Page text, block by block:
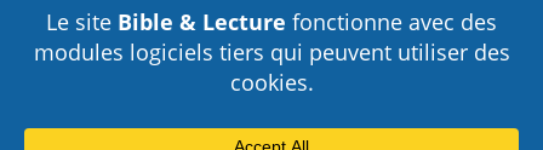
2004
2003(1)
2002(1)
1998(4)